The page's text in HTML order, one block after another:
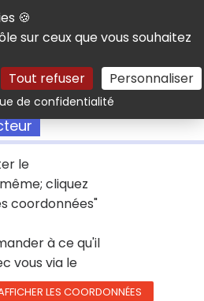
🍪
sur ceux que vous souhaitez
Tout refuser Personnaliser
de confidentialitéRechercher
le
cliquez
coordonnées"
à ce qu'il
vous via le
LES COORDONNÉES